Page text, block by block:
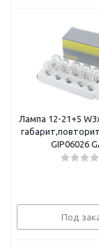
Лампа 12-21+5
GIP06026
Под